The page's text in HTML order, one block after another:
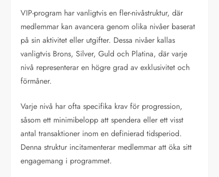
VIP-program har vanligtvis en fler-nivåstruktur, där
medlemmar kan avancera genom olika nivåer baserat
på sin aktivitet eller utgifter. Dessa nivåer kallas
vanligtvis Brons, Silver, Guld och Platina, där varje
nivå representerar en högre grad av exklusivitet och
förmåner.
Varje nivå har ofta specifika krav för progression,
såsom ett minimibelopp att spendera eller ett visst
antal transaktioner inom en definierad tidsperiod.
Denna struktur incitamenterar medlemmar att öka sitt
engagemang i programmet.